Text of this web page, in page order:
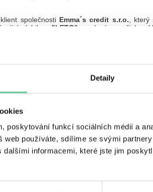
Detaily
poskytování funkcí sociálních médií a
web používáte, sdílíme se svými
dalšími informacemi, které jste jim
společnosti Emma´s credit s.r.o. ,
slabikou "LETO" , zaslaný v našich
klienti, kteří splní uvedené podmínky, se tak
které proběhne po ukončení
účastníků, kteří se kvalifikovali do Soutěže.
v hodnotě 30 000,-Kč od firmy
v hodnotě 10 000,-Kč od firmy
1 půjčku.
podmínky soutěže, bude zařazena do
zaslaným na e-mailovou adresu,